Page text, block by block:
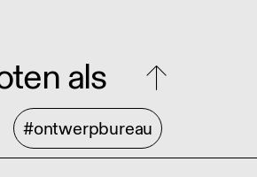
als
#ontwerpbureau